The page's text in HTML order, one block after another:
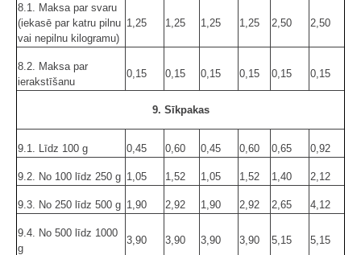
8.1. Maksa par svaru
(iekasē par katru pilnu
vai nepilnu kilogramu)
1,25 1,25 1,25 1,25 2,50 2,50
8.2. Maksa par
ierakstīšanu
0,15 0,15 0,15 0,15 0,15 0,15
9. Sīkpakas
9.1. Līdz 100 g 0,45 0,60 0,45 0,60 0,65 0,92
9.2. No 100 līdz 250 g 1,05 1,52 1,05 1,52 1,40 2,12
9.3. No 250 līdz 500 g 1,90 2,92 1,90 2,92 2,65 4,12
9.4. No 500 līdz 1000
g
3,90 3,90 3,90 3,90 5,15 5,15